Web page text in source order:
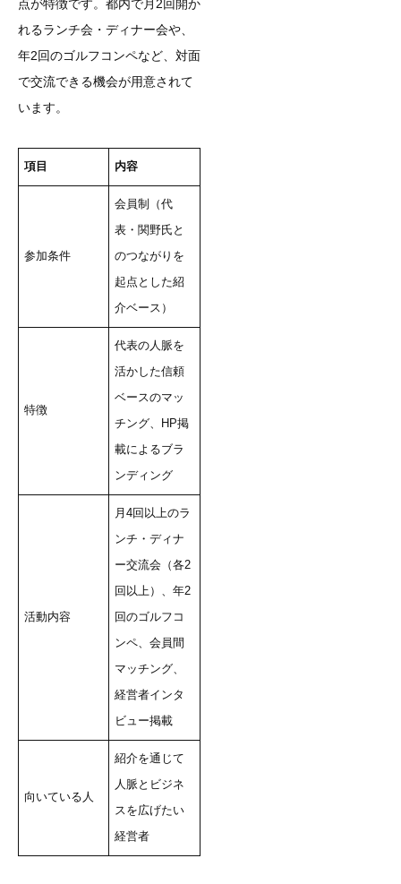
点が特徴です。都内で月2回開か
れるランチ会・ディナー会や、
年2回のゴルフコンペなど、対面
で交流できる機会が用意されて
います。
項目 内容
参加条件
会員制（代
表・関野氏と
のつながりを
起点とした紹
介ベース）
特徴
代表の人脈を
活かした信頼
ベースのマッ
チング、HP掲
載によるブラ
ンディング
活動内容
月4回以上のラ
ンチ・ディナ
ー交流会（各2
回以上）、年2
回のゴルフコ
ンペ、会員間
マッチング、
経営者インタ
ビュー掲載
向いている人
紹介を通じて
人脈とビジネ
スを広げたい
経営者